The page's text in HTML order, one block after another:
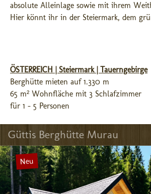
absolute Alleinlage sowie mit ihrem
Hier könnt ihr in der Steiermark, dem
ÖSTERREICH | Steiermark | Tauerngebirge
Berghütte mieten auf 1.330 m
65 m² Wohnfläche mit 3 Schlafzimmer
für 1 - 5 Personen
Güttis Berghütte Murau
Neu